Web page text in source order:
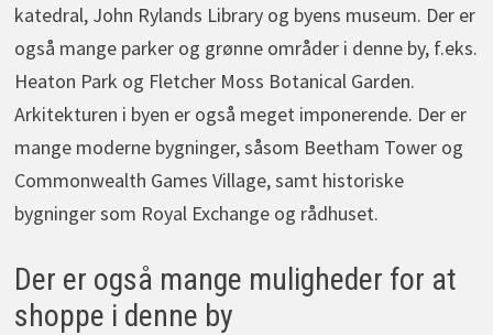
katedral, John Rylands Library og byens museum. Der er
også mange parker og grønne områder i denne by, f.eks.
Heaton Park og Fletcher Moss Botanical Garden.
Arkitekturen i byen er også meget imponerende. Der er
mange moderne bygninger, såsom Beetham Tower og
Commonwealth Games Village, samt historiske
bygninger som Royal Exchange og rådhuset.
Der er også mange muligheder for at
shoppe i denne by